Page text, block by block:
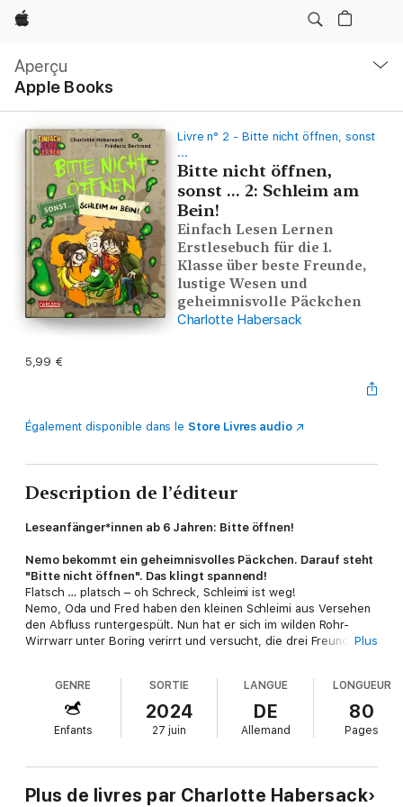
Apple
Aperçu
Apple Books
locale
Ouvrir
menu
Livre n° 2 - Bitte nicht öffnen, sonst
...
Bitte nicht öffnen,
sonst ... 2: Schleim am
Bein!
Einfach Lesen Lernen
Erstlesebuch für die 1.
Klasse über beste Freunde,
lustige Wesen und
geheimnisvolle Päckchen
Charlotte Habersack
5,99 €
Également disponible dans leStore Livres audio
Description de l’éditeur
Leseanfänger*innen ab 6 Jahren: Bitte öffnen!
Nemo bekommt ein geheimnisvolles Päckchen. Darauf steht
"Bitte nicht öffnen". Das klingt spannend!
Flatsch … platsch – oh Schreck, Schleimi ist weg!
Nemo, Oda und Fred haben den kleinen Schleimi aus Versehen
den Abfluss runtergespült. Nun hat er sich im wilden Rohr-
Wirrwarr unter Boring verirrt und versucht, die drei Freunde zu
Hallenbad. Wo stecken seine Freunde?
Die erfolgreiche SPIEGEL-Bestsellerreihe gibt es jetzt mit
neuen Abenteuern für alle Kinder ab 6 Jahren, die Lesen noch
große Schrift, kurze Sätze, viele bunte Bilder und
Sinnumbrüche, damit die verrückten Abenteuer von Nemo, Oda
und Fred auch für Leseanfänger*innen zu bewältigen sind.
Plus
GENRE
Enfants
SORTIE
2024
27 juin
LANGUE
DE
Allemand
LONGUEUR
80
Pages
Plus de livres par Charlotte Habersack